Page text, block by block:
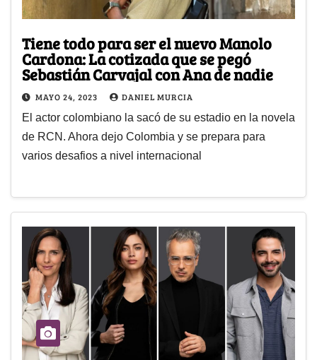
Tiene todo para ser el nuevo Manolo
Cardona: La cotizada que se pegó
Sebastián Carvajal con Ana de nadie
MAYO 24, 2023 DANIEL MURCIA
El actor colombiano la sacó de su estadio en la novela
de RCN. Ahora dejo Colombia y se prepara para
varios desafios a nivel internacional